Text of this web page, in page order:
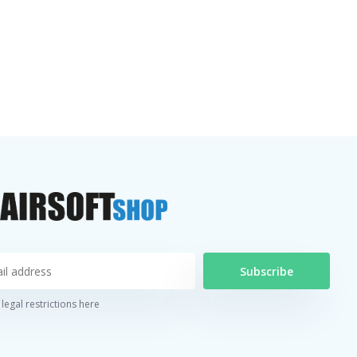
Subscribe
restrictions here